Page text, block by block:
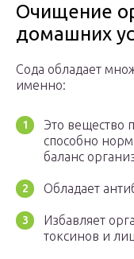
Очищение
домашних
Сода обладает
именно:
Это вещество
способно
баланс
Обладает
Избавляет
токсинов и